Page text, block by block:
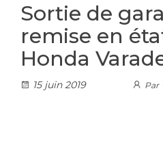
Sortie de
remise en
Honda
15 juin 2019 Par